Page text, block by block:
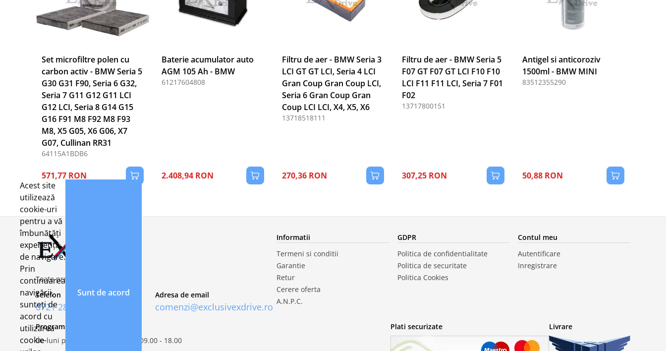
Set microfiltre polen cu
carbon activ - BMW Seria 5
G30 G31 F90, Seria 6 G32,
Seria 7 G11 G12 G11 LCI
G12 LCI, Seria 8 G14 G15
G16 F91 M8 F92 M8 F93
M8, X5 G05, X6 G06, X7
G07, Cullinan RR31
64115A1BDB6
571,77 RON
Baterie acumulator auto
AGM 105 Ah - BMW
61217604808
2.408,94 RON
Filtru de aer - BMW Seria 3
LCI GT GT LCI, Seria 4 LCI
Gran Coup Gran Coup LCI,
Seria 6 Gran Coup Gran
Coup LCI LCI, X4, X5, X6
13718518111
270,36 RON
Filtru de aer - BMW Seria 5
F07 GT F07 GT LCI F10 F10
LCI F11 F11 LCI, Seria 7 F01
F02
13717800151
307,25 RON
Antigel si anticoroziv
1500ml - BMW MINI
83512355290
50,88 RON
Toate preturile includ TVA 21%
Telefon
0721 282 092
Adresa de email
comenzi@exclusivexdrive.ro
Informatii
Termeni si conditii
Garantie
Retur
Cerere oferta
A.N.P.C.
GDPR
Politica de confidentialitate
Politica de securitate
Politica Cookies
Contul meu
Autentificare
Inregistrare
Program de lucru
De luni pana vineri, intre orele 09.00 - 18.00
Plati securizate Livrare
Acest site
utilizează
cookie-uri
pentru a vă
îmbunătăți
experiența
de navigare.
Prin
continuarea
navigării,
sunteți de
acord cu
utilizarea
cookie-
Sunt de acord